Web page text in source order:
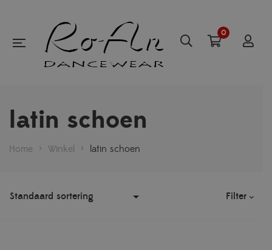
0
latin schoen
Home > Winkel > latin schoen
Filter